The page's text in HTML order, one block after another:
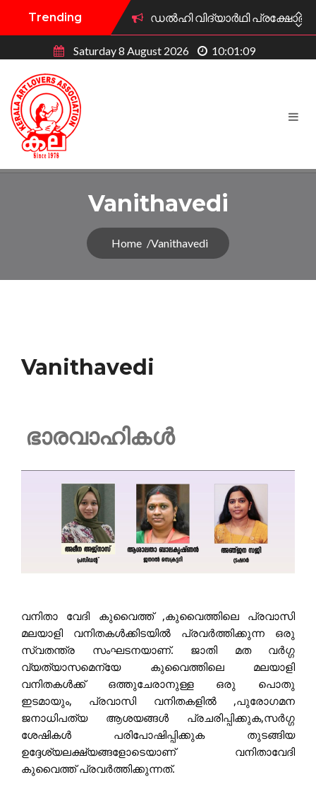
Trending ഡൽഹി വിദ്യാർഥി
കല കുവൈറ്റ് വി.എസ്
കല കുവൈറ്റ് ഫിഫ ലോകകപ്പ്
കല കുവൈറ്റ് ഫിഫ ലോകകപ്പ്
കല കുവൈറ്റ്
മലയാളം മിഷൻ കുവൈറ്റ്‌
കല കുവൈറ്റ് - ഫിഫ ലോകകപ്പ്
Saturday 8 August 2026 10:01:10
Vanithavedi
Home Vanithavedi
Vanithavedi
ഭാരവാഹികൾ
വനിതാ വേദി കുവൈത്ത് ,കുവൈത്തിലെ പ്രവാസി
മലയാളി വനിതകൾക്കിടയിൽ പ്രവർത്തിക്കുന്ന ഒരു
സ്വതന്ത്ര സംഘടനയാണ്. ജാതി മത വർഗ്ഗ
വ്യത്യാസമെന്യേ കുവൈത്തിലെ മലയാളി
വനിതകൾക്ക് ഒത്തുചേരാനുള്ള ഒരു പൊതു
ഇടമായും, പ്രവാസി വനിതകളിൽ ,പുരോഗമന
ജനാധിപത്യ ആശയങ്ങൾ പ്രചരിപ്പിക്കുക,സർഗ്ഗ
ശേഷികൾ പരിപോഷിപ്പിക്കുക തുടങ്ങിയ
ഉദ്ദേശ്യലക്ഷ്യങ്ങളോടെയാണ് വനിതാവേദി
കുവൈത്ത് പ്രവർത്തിക്കുന്നത്.